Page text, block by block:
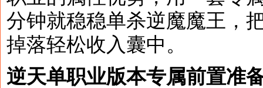
分钟就稳稳单杀逆魔魔王，
掉落轻松收入囊中。
逆天单职业版本专属前置准